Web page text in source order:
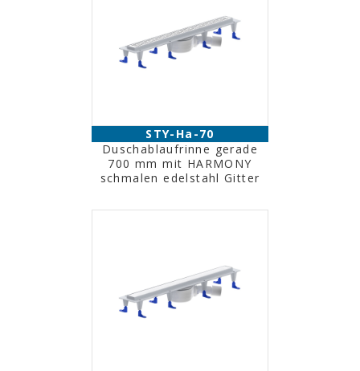
STY-Ha-70
Duschablaufrinne gerade
700 mm mit HARMONY
schmalen edelstahl Gitter